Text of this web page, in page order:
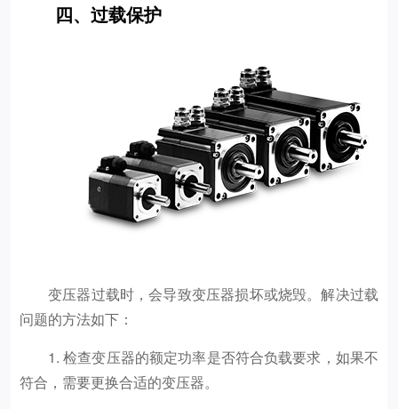
四、过载保护
变压器过载时，会导致变压器损坏或烧毁。解决过载
问题的方法如下：
1. 检查变压器的额定功率是否符合负载要求，如果不
符合，需要更换合适的变压器。